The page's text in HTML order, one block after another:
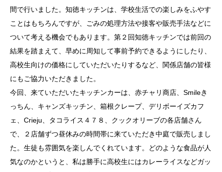
間で行いました。知徳キッチンは、学校生活での楽しみをふやす
ことはもちろんですが、ごみの処理方法や接客や販売手法などに
ついて考える機会でもあります。第２回知徳キッチンでは前回の
結果を踏まえて、早めに周知して事前予約できるようにしたり、
高校生向けの価格にしていただいたりするなど、関係店舗の皆様
にもご協力いただきました。
今回、来ていただいたキッチンカーは、赤チャリ商店、Smileき
っちん、キャンズキッチン、箱根クレープ、デリボーイズカフ
ェ、Crieju、タコライス４７８、クックオリーブの各店舗さん
で、２店舗ずつ昼休みの時間帯に来ていただき中庭で販売しまし
た。生徒も雰囲気を楽しんでくれています。どのような食品が人
気なのかというと、私は勝手に高校生にはカレーライスなどガッ